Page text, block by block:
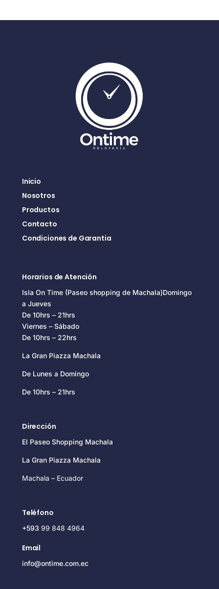
Inicio
Nosotros
Productos
Contacto
Condiciones de Garantia
Horarios de Atención
Isla On Time (Paseo shopping de Machala)Domingo
a Jueves
De 10hrs – 21hrs
Viernes – Sábado
De 10hrs – 22hrs
La Gran Piazza Machala
De Lunes a Domingo
De 10hrs – 21hrs
Dirección
El Paseo Shopping Machala
La Gran Piazza Machala
Machala – Ecuador
Teléfono
+593 99 848 4964
Email
info@ontime.com.ec